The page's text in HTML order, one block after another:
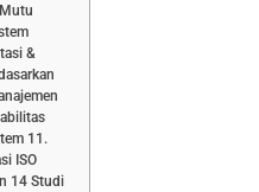
&
11.
ISO
14 Studi